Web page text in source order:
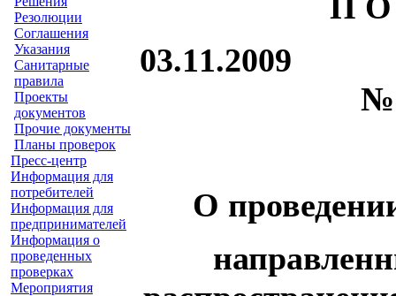
Резолюции
Соглашения
Указания
Санитарные
правила
Проекты
документов
Прочие документы
Планы проверок
Пресс-центр
Информация для
потребителей
Информация для
предпринимателей
Информация о
проведенных
проверках
Мероприятия
О